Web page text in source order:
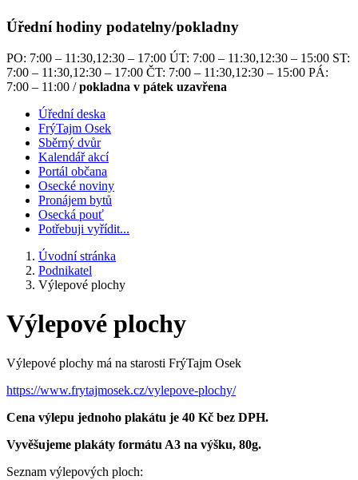
Úřední hodiny podatelny/pokladny
PO: 7:00 – 11:30,12:30 – 17:00 ÚT: 7:00 – 11:30,12:30 – 15:00 ST:
7:00 – 11:30,12:30 – 17:00 ČT: 7:00 – 11:30,12:30 – 15:00 PÁ:
7:00 – 11:00 /pokladna v pátek uzavřena
Úřední deska
FrýTajm Osek
Sběrný dvůr
Kalendář akcí
Portál občana
Osecké noviny
Pronájem bytů
Osecká pouť
Potřebuji vyřídit...
Úvodní stránka
Podnikatel
Výlepové plochy
Výlepové plochy
Výlepové plochy má na starosti FrýTajm Osek
https://www.frytajmosek.cz/vylepove-plochy/
Cena výlepu jednoho plakátu je 40 Kč bez DPH.
Vyvěšujeme plakáty formátu A3 na výšku, 80g.
Seznam výlepových ploch: